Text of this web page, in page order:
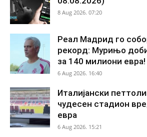
8 Aug 2026. 07:20
Реал Мадрид го
рекорд: Мурињо
за 140 милиони евра!
6 Aug 2026. 16:40
Италијански
чудесен стадион
евра
6 Aug 2026. 15:21